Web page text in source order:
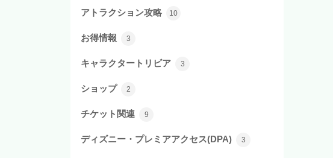
アトラクション攻略 10
お得情報 3
キャラクタートリビア 3
ショップ 2
チケット関連 9
ディズニー・プレミアアクセス(DPA) 3